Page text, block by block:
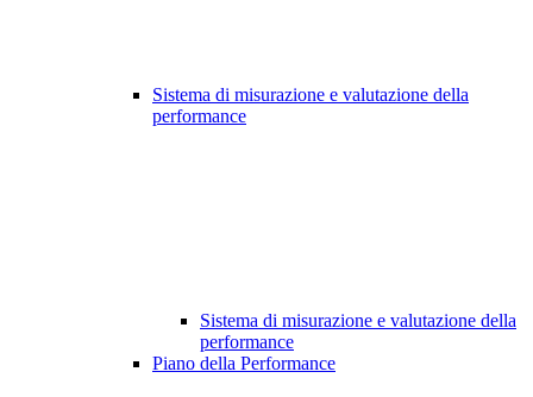
Sistema di misurazione e valutazione della
performance
Sistema di misurazione e valutazione della
performance
Piano della Performance